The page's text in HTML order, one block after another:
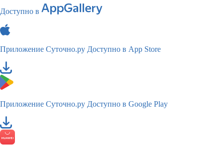
Доступно в
Приложение Суточно.ру Доступно в App Store
Приложение Суточно.ру Доступно в Google Play